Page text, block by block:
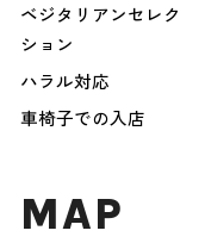
ベジタリアンセレク
ション
ハラル対応
車椅子での入店
MAP